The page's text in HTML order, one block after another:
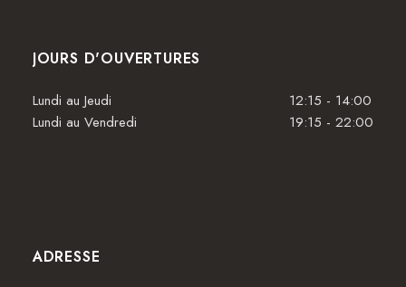
JOURS D'OUVERTURES
Lundi au Jeudi
12:15 - 14:00
Lundi au Vendredi
19:15 - 22:00
ADRESSE